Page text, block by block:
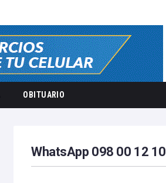
OBITUARIO
WhatsApp 098 00 12 10